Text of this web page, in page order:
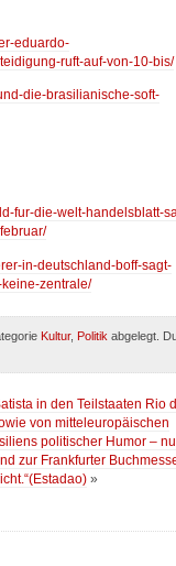
eduardo-
ruft-auf-von-10-bis/
die-brasilianische-soft-
fur-die-welt-handelsblatt-
in-deutschland-boff-sagt-
zentrale/
Kultur, Politik abgelegt.
in den Teilstaaten Rio
von mitteleuropäischen
politischer Humor –
zur Frankfurter
»